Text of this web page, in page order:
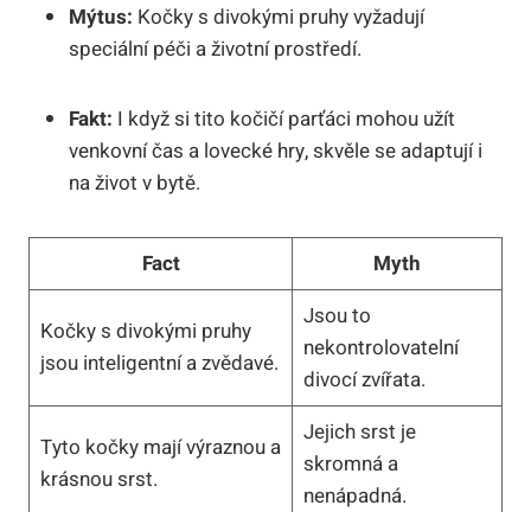
Mýtus: Kočky s divokými pruhy vyžadují
speciální péči a životní prostředí.
Fakt: I když si tito kočičí parťáci mohou užít
venkovní čas a lovecké hry, skvěle se adaptují i
na život v bytě.
Fact Myth
Kočky s divokými pruhy
jsou inteligentní a zvědavé.
Jsou to
nekontrolovatelní
divocí zvířata.
Tyto kočky mají výraznou a
krásnou srst.
Jejich srst je
skromná a
nenápadná.